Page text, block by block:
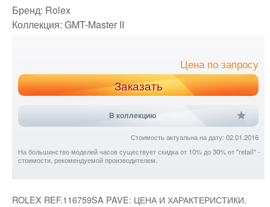
Бренд: Rolex
Коллекция: GMT-Master II
Цена по запросу
Заказать
В коллекцию
Стоимость актуальна на дату: 02.01.2016
На большинство моделей часов существует скидка от 10% до 30% от "retail" -
стоимости, рекомендуемой производителем.
ROLEX REF.116759SA PAVE: ЦЕНА И ХАРАКТЕРИСТИКИ.